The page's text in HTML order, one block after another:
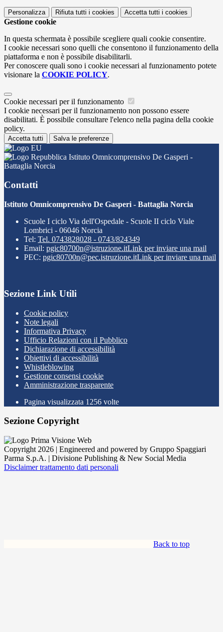
Personalizza Rifiuta tutti i cookies Accetta tutti i cookies
Gestione cookie
In questa schermata è possibile scegliere quali cookie consentire.
I cookie necessari sono quelli che consentono il funzionamento della
piattaforma e non è possibile disabilitarli.
Per conoscere quali sono i cookie necessari al funzionamento potete
visionare la COOKIE POLICY.
Cookie necessari per il funzionamento
I cookie necessari per il funzionamento non possono essere
disabilitati. È possibile consultare l'elenco nella pagina della cookie
policy.
Accetta tutti Salva le preferenze
Istituto Omnicomprensivo De Gasperi -
Battaglia Norcia
Contatti
Istituto Omnicomprensivo De Gasperi - Battaglia Norcia
Scuole I ciclo Via dell'Ospedale - Scuole II ciclo Viale
Lombrici - 06046 Norcia
Tel: Tel. 0743828028 - 0743/824349
Email: pgic80700n@istruzione.itLink per inviare una mail
PEC: pgic80700n@pec.istruzione.itLink per inviare una mail
Sezione Link Utili
Cookie policy
Note legali
Informativa Privacy
Ufficio Relazioni con il Pubblico
Dichiarazione di accessibilità
Obiettivi di accessibilità
Whistleblowing
Gestione consensi cookie
Amministrazione trasparente
Pagina visualizzata 1256 volte
Sezione Copyright
Copyright 2026 | Engineered and powered by Gruppo Spaggiari
Parma S.p.A. | Divisione Publishing & New Social Media
Disclaimer trattamento dati personali
Back to top